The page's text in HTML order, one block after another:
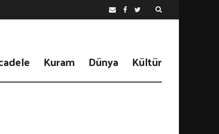
Kuram Dünya Kültür